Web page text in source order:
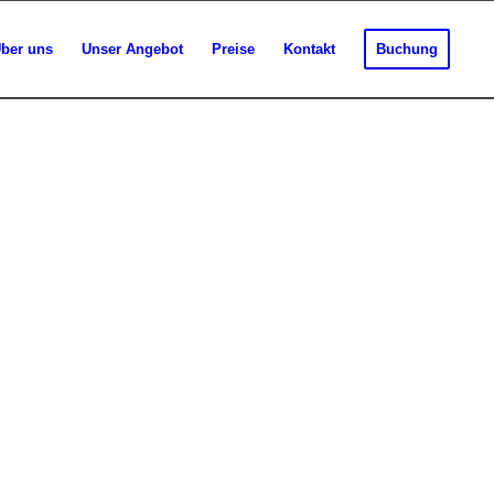
uns Unser Angebot Preise Kontakt Buchung